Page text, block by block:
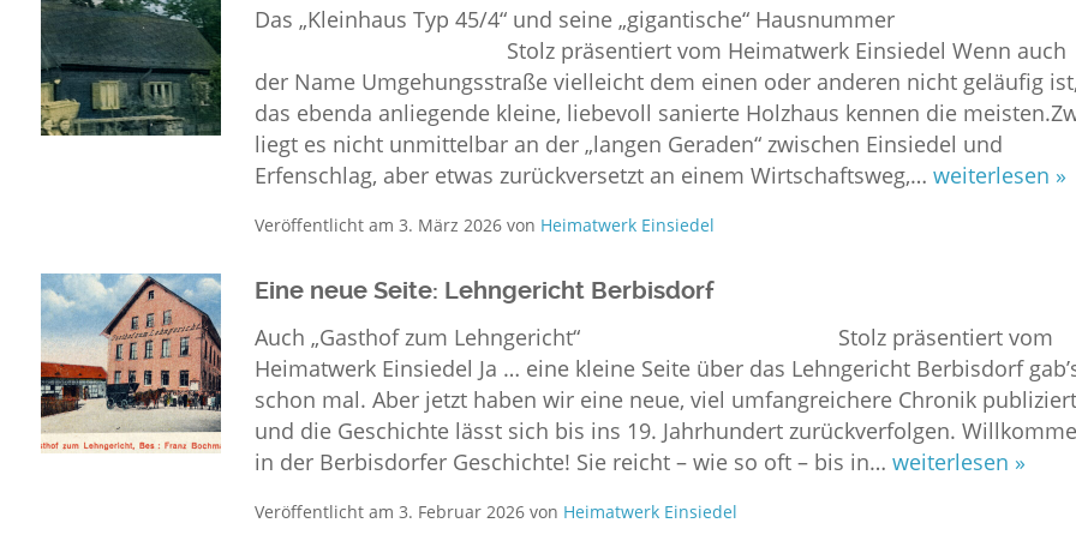
Das „Kleinhaus Typ 45/4“ und seine „gigantische“ Hausnummer
Stolz präsentiert vom Heimatwerk Einsiedel Wenn auch
der Name Umgehungsstraße vielleicht dem einen oder anderen nicht geläufig
das ebenda anliegende kleine, liebevoll sanierte Holzhaus kennen die
liegt es nicht unmittelbar an der „langen Geraden“ zwischen Einsiedel und
Erfenschlag, aber etwas zurückversetzt an einem Wirtschaftsweg,… weiterlesen »
Veröffentlicht am 3. März 2026von Heimatwerk Einsiedel
Eine neue Seite: Lehngericht Berbisdorf
Auch „Gasthof zum Lehngericht“ Stolz präsentiert vom
Heimatwerk Einsiedel Ja … eine kleine Seite über das Lehngericht Berbisdorf
schon mal. Aber jetzt haben wir eine neue, viel umfangreichere Chronik publiziert
und die Geschichte lässt sich bis ins 19. Jahrhundert zurückverfolgen.
in der Berbisdorfer Geschichte! Sie reicht – wie so oft – bis in… weiterlesen »
Veröffentlicht am 3. Februar 2026von Heimatwerk Einsiedel